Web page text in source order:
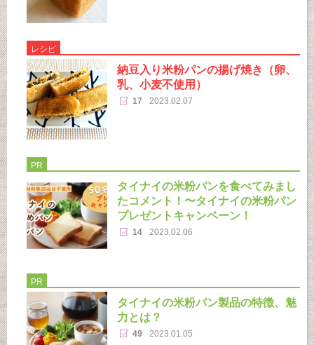
レシピ
納豆入り米粉パンの揚げ焼き（卵、
乳、小麦不使用）
17 2023.02.07
PR
タイナイの米粉パンを食べてみまし
たコメント！〜タイナイの米粉パン
プレゼントキャンペーン！
14 2023.02.06
PR
タイナイの米粉パン製品の特徴、魅
力とは？
49 2023.01.05